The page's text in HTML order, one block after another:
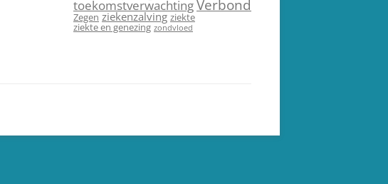
toekomstverwachtingVerbond
Zegen ziekenzalving ziekte
ziekte en genezing zondvloed